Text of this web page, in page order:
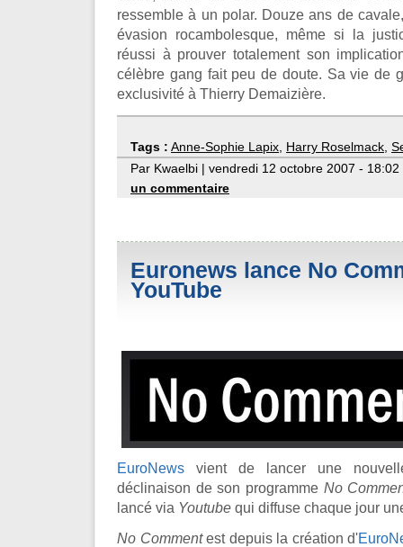
ressemble à un polar. Douze ans de
évasion rocambolesque, même si la
réussi à prouver totalement son
célèbre gang fait peu de doute. Sa vie de
exclusivité à Thierry Demaizière.
Tags : Anne-Sophie Lapix Harry Roselmack
Par Kwaelbi | vendredi 12 octobre 2007 -
un commentaire
Euronews lance No
YouTube
EuroNews vient de lancer une
déclinaison de son programme No
lancé via Youtube qui diffuse chaque jour
No Commentest depuis la création d'